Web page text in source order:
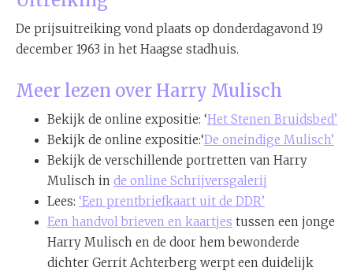
De prijsuitreiking vond plaats op donderdagavond 19
december 1963 in het Haagse stadhuis.
Meer lezen over Harry Mulisch
Bekijk de online expositie: ‘Het Stenen Bruidsbed’
Bekijk de online expositie:‘De oneindige Mulisch’
Bekijk de verschillende portretten van Harry
Mulisch in de online Schrijversgalerij
Lees: ‘Een prentbriefkaart uit de DDR’
Een handvol brieven en kaartjes tussen een jonge
Harry Mulisch en de door hem bewonderde
dichter Gerrit Achterberg werpt een duidelijk